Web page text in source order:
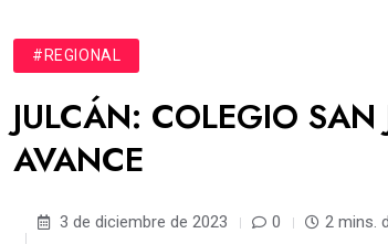
#REGIONAL
JULCÁN: COLEGIO
AVANCE
3 de diciembre de 2023 0 2 mins.